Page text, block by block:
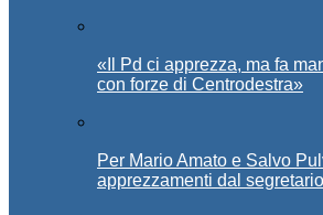
«Il Pd ci apprezza, ma fa
con forze di Centrodestra»
Per Mario Amato e Salvo
apprezzamenti dal